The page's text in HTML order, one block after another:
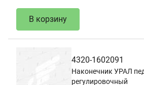
В корзину
4320-1602091
Наконечник УРАЛ
регулировочный